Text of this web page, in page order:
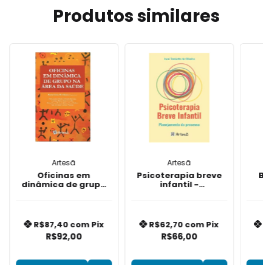
Produtos similares
Artesã
Oficinas em
dinâmica de grupo
R$92,00
R$87,40 com Pix
Artesã
Psicoterapia breve
infantil -
R$66,00
R$62,70 comPix